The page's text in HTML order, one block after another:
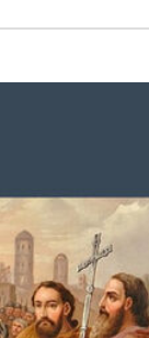
moralną barierę